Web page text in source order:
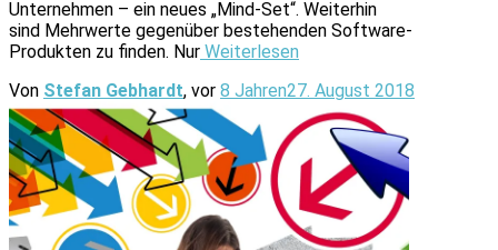
Unternehmen – ein neues „Mind-Set“. Weiterhin
sind Mehrwerte gegenüber bestehenden Software-
Produkten zu finden. Nur Weiterlesen
Von Stefan Gebhardt, vor 8 Jahren27. August 2018